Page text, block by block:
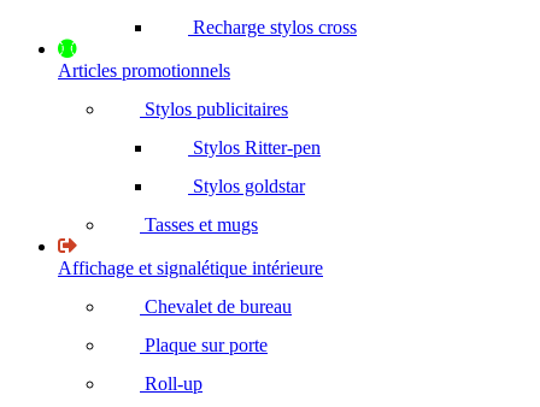
Recharge stylos cross
Articles promotionnels
Stylos publicitaires
Stylos Ritter-pen
Stylos goldstar
Tasses et mugs
Affichage et signalétique intérieure
Chevalet de bureau
Plaque sur porte
Roll-up